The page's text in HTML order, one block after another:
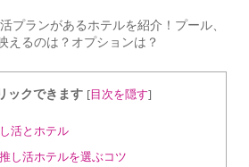
プランがあるホテルを紹介！プール、
えるのは？オプションは？
ックできます [目次を隠す]
活とホテル
し活ホテルを選ぶコツ